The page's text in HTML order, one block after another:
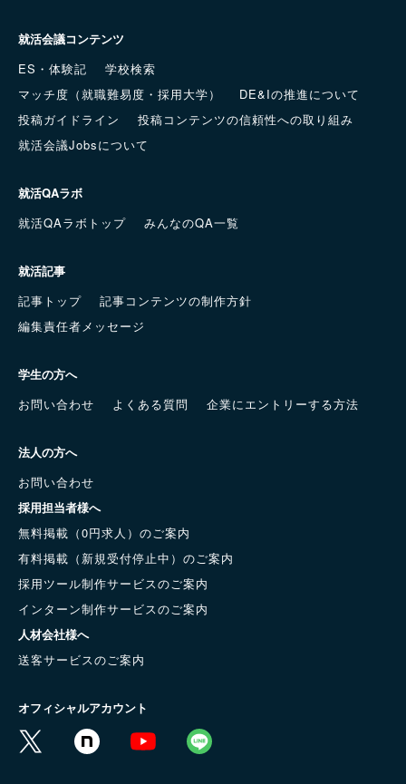
就活会議コンテンツ
ES・体験記
学校検索
マッチ度（就職難易度・採用大学）
DE&Iの推進について
投稿ガイドライン
投稿コンテンツの信頼性への取り組み
就活会議Jobsについて
就活QAラボ
就活QAラボトップ
みんなのQA一覧
就活記事
記事トップ
記事コンテンツの制作方針
編集責任者メッセージ
学生の方へ
お問い合わせ
よくある質問 企業にエントリーする方法
法人の方へ
お問い合わせ
採用担当者様へ
無料掲載（0円求人）のご案内
有料掲載（新規受付停止中）のご案内
採用ツール制作サービスのご案内
インターン制作サービスのご案内
人材会社様へ
送客サービスのご案内
オフィシャルアカウント